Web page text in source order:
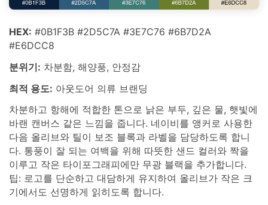
HEX: #0B1F3B #2D5C7A #3E7C76 #6B7D2A
#E6DCC8
분위기: 차분함, 해양풍, 안정감
최적 용도: 아웃도어 의류 브랜딩
차분하고 항해에 적합한 톤으로 낡은 부두, 깊은 물, 햇빛에
바랜 캔버스 같은 느낌을 줍니다. 네이비를 앵커로 사용한
다음 올리브와 틸이 보조 블록과 라벨을 담당하도록 합니
다. 통풍이 잘 되는 여백을 위해 따뜻한 샌드 컬러와 짝을
이루고 작은 타이포그래피에만 무광 블랙을 추가합니다.
팁: 로고를 단순하고 대담하게 유지하여 올리브가 작은 크
기에서도 선명하게 읽히도록 합니다.